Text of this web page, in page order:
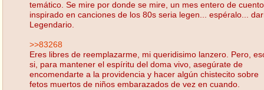
temático. Se mire por donde se mire, un mes entero de
inspirado en canciones de los 80s seria legen... espéralo...
Legendario.
>>83268
Eres libres de reemplazarme, mi queridisimo lanzero. Pero,
si, para mantener el espíritu del doma vivo, asegúrate de
encomendarte a la providencia y hacer algún chistecito sobre
fetos muertos de niños embarazados de vez en cuando.